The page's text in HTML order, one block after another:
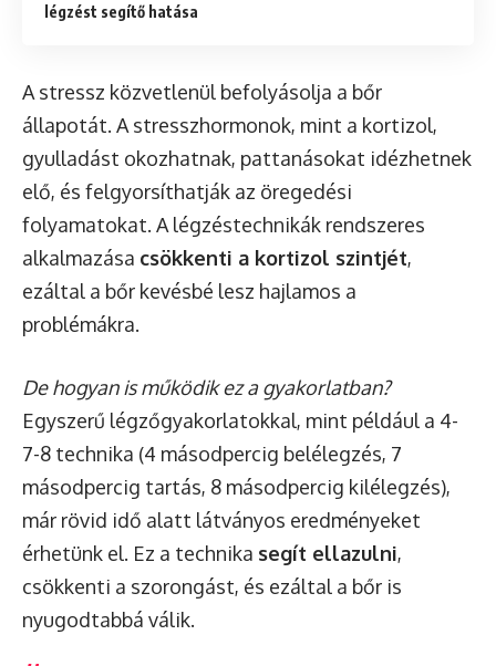
légzést segítő hatása
A stressz közvetlenül befolyásolja a bőr
állapotát. A stresszhormonok, mint a kortizol,
gyulladást okozhatnak, pattanásokat idézhetnek
elő, és felgyorsíthatják az öregedési
folyamatokat. A légzéstechnikák rendszeres
alkalmazása csökkenti a kortizol szintjét,
ezáltal a bőr kevésbé lesz hajlamos a
problémákra.
De hogyan is működik ez a gyakorlatban?
Egyszerű légzőgyakorlatokkal, mint például a 4-
7-8 technika (4 másodpercig belélegzés, 7
másodpercig tartás, 8 másodpercig kilélegzés),
már rövid idő alatt látványos eredményeket
érhetünk el. Ez a technika segít ellazulni,
csökkenti a szorongást, és ezáltal a bőr is
nyugodtabbá válik.